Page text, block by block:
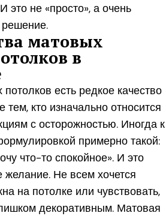
это не «просто», а очень
решение.
матовых
в
есть редкое качество
кто изначально относится
с осторожностью. Иногда к
примерно такой:
что-то спокойное». И это
Не всем хочется
на потолке или чувствовать,
декоративным. Матовая